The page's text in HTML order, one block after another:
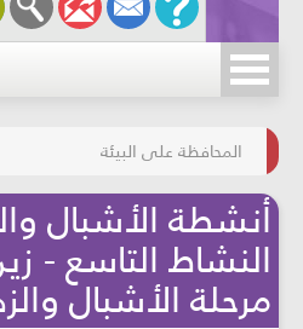
مسابقة الركب الحسينيّ
المحافظة على البيئة
أنشطة الأشبال
النشاط التاسع -
مرحلة الأشبال